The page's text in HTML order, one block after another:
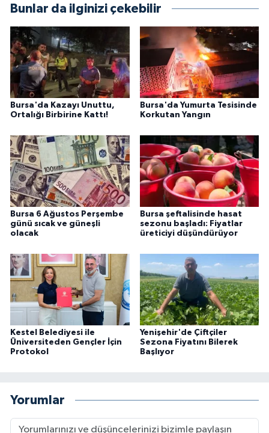
Bunlar da ilginizi çekebilir
Bursa'da Kazayı Unuttu,
Ortalığı Birbirine Kattı!
Bursa'da Yumurta Tesisinde
Korkutan Yangın
Bursa 6 Ağustos Perşembe
günü sıcak ve güneşli
olacak
Bursa şeftalisinde hasat
sezonu başladı: Fiyatlar
üreticiyi düşündürüyor
Kestel Belediyesi ile
Üniversiteden Gençler İçin
Protokol
Yenişehir'de Çiftçiler
Sezona Fiyatını Bilerek
Başlıyor
Yorumlar